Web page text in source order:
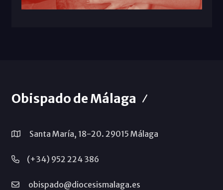
Obispado de Málaga
Santa María, 18-20. 29015 Málaga
(+34) 952 224 386
obispado@diocesismalaga.es